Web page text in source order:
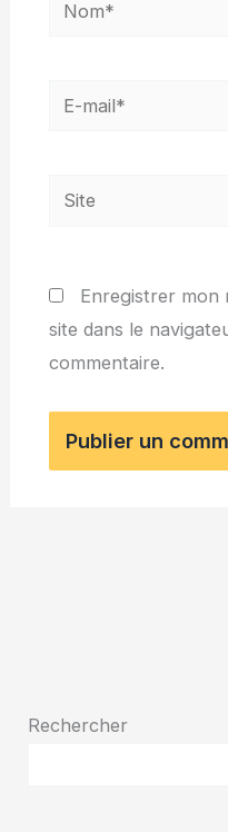
E-
Site
Enregistrer mon
site dans le
commentaire.
Rechercher